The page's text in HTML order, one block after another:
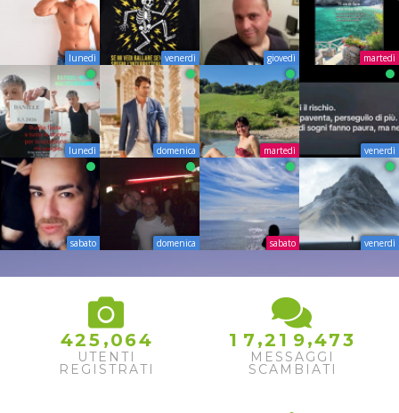
lunedì venerdì giovedì martedì
lunedì domenica martedì venerdì
sabato domenica sabato venerdì
425 ,064
UTENTI
REGISTRATI
1 7 ,2 1 9,473
MESSAGGI
SCAMBIATI